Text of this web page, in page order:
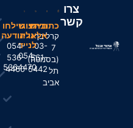
צרו
קשרכתובתינו
קרליבך
7
(בסמטה)
תל
אביב
חייגו
אלינו
03-
561-
5442
חייגו
אלינו
לנייד
054-
5364470
שילחו
הודעה
054-
536-
4460